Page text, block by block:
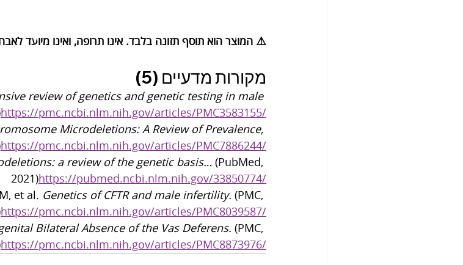
⚠️ המוצר הוא תוסף תזונה בלבד. אינו תרופה, ואינו מיועד
מקורות מדעיים (5)
review of genetics and genetic testing in male
https://pmc.ncbi.nlm.nih.gov/articles/PMC3583155/
Microdeletions: A Review of Prevalence,
https://pmc.ncbi.nlm.nih.gov/articles/PMC7886244/
a review of the genetic basis… (PubMed,
2021)https://pubmed.ncbi.nlm.nih.gov/33850774/
et al. Genetics of CFTR and male infertility. (PMC,
https://pmc.ncbi.nlm.nih.gov/articles/PMC8039587/
Bilateral Absence of the Vas Deferens. (PMC,
https://pmc.ncbi.nlm.nih.gov/articles/PMC8873976/